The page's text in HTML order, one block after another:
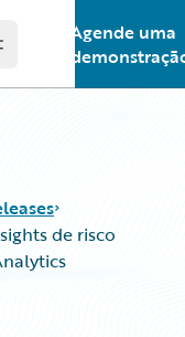
main menu
Agende uma
de risco